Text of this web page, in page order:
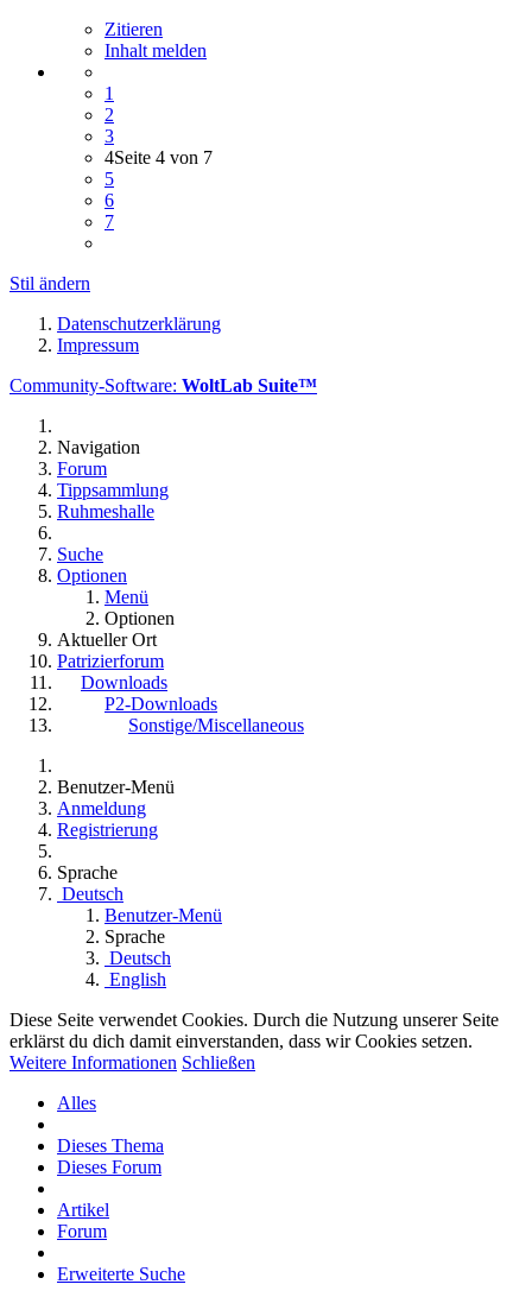
Zitieren
Inhalt melden
1
2
3
4Seite 4 von 7
5
6
7
Stil ändern
Datenschutzerklärung
Impressum
Community-Software: WoltLab Suite™
Navigation
Forum
Tippsammlung
Ruhmeshalle
Suche
Optionen
Menü
Optionen
Aktueller Ort
Patrizierforum
Downloads
P2-Downloads
Sonstige/Miscellaneous
Benutzer-Menü
Anmeldung
Registrierung
Sprache
Deutsch
Benutzer-Menü
Sprache
Deutsch
English
Diese Seite verwendet Cookies. Durch die Nutzung unserer Seite
erklärst du dich damit einverstanden, dass wir Cookies setzen.
Weitere Informationen Schließen
Alles
Dieses Thema
Dieses Forum
Artikel
Forum
Erweiterte Suche